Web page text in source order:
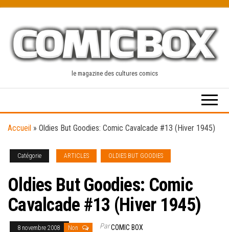
content
le magazine des cultures comics
Accueil » Oldies But Goodies: Comic Cavalcade #13 (Hiver 1945)
Catégorie ARTICLES OLDIES BUT GOODIES
Oldies But Goodies: Comic
Cavalcade #13 (Hiver 1945)
8 novembre 2008 Non ParCOMIC BOX